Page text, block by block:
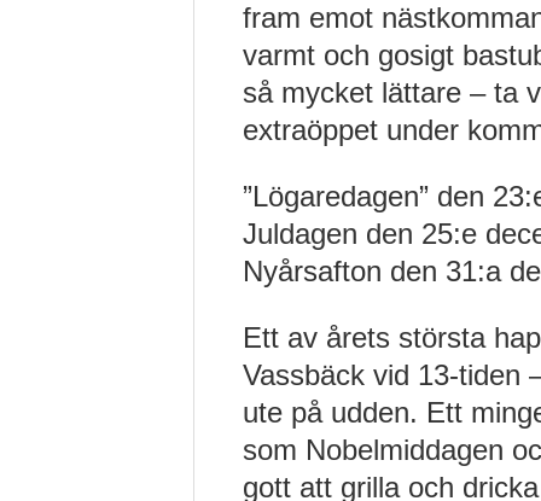
fram emot
varmt och gosigt
så mycket lättare – ta
extraöppet under
”Lögaredagen” den
Juldagen den 25:e
Nyårsafton den 31:a
Ett av årets största
Vassbäck vid 13-tiden
ute på udden. Ett
som Nobelmiddagen
gott att grilla och